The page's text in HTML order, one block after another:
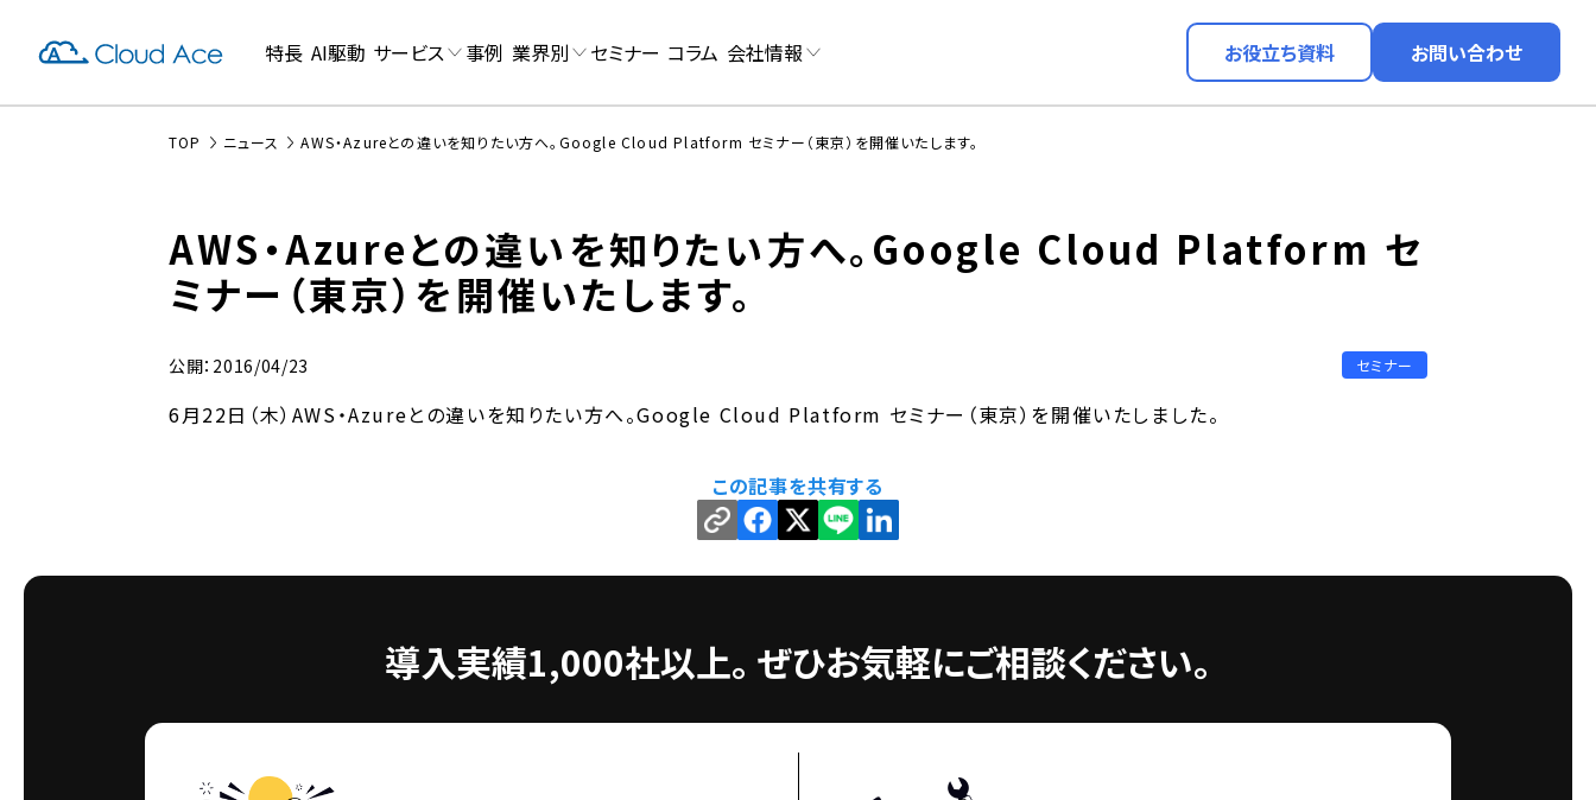
特長 AI駆動 サービス 事例 業界別 セミナー コラム 会社情報 お役立ち資料 お問い合わせ
TOP ニュース AWS・Azureとの違いを知りたい方へ。Google Cloud Platform セミナー（東京）を開催いたします。
AWS・Azureとの違いを知りたい方へ。Google Cloud Platform セ
ミナー（東京）を開催いたします。
公開：2016/04/23 セミナー
6月22日（木）AWS・Azureとの違いを知りたい方へ。Google Cloud Platform セミナー（東京）を開催いたしました。
この記事を共有する
導入実績1,000社以上。 ぜひお気軽にご相談ください。